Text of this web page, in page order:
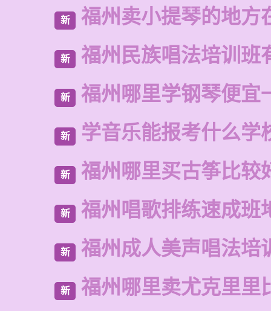
新 福州卖小提琴的地方
新 福州民族唱法培训班
新 福州哪里学钢琴便宜
新 学音乐能报考什么学
新 福州哪里买古筝比较
新 福州唱歌排练速成班
新 福州成人美声唱法培
新 福州哪里卖尤克里里